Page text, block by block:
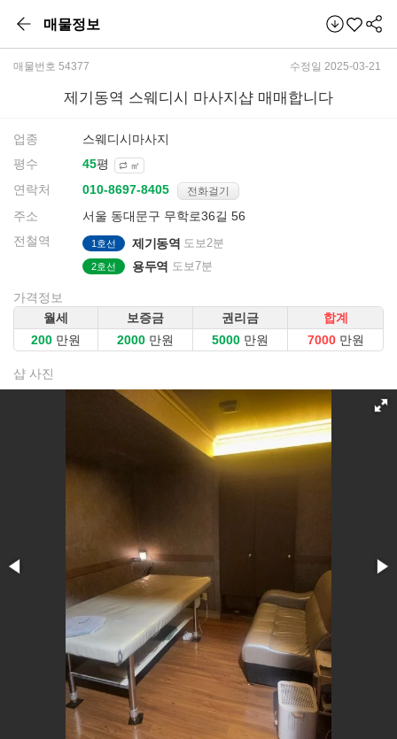
매물정보
매물번호 54377 수정일 2025-03-21
제기동역 스웨디시 마사지샵 매매합니다
업종
스웨디시마사지
평수
평 ㎡
연락처 전화걸기
주소
서울 동대문구 무학로36길 56
전철역
1호선 제기동역 도보2분
2호선 용두역 도보7분
가격정보
월세
보증금 권리금
합계
만원
만원 만원 만원
샵 사진